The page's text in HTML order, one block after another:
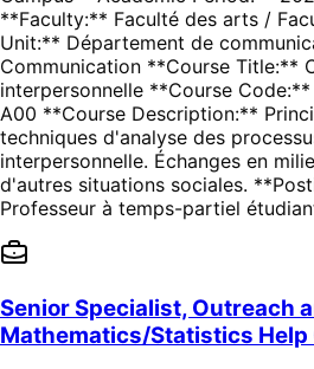
**Faculty:** Faculté des arts /
Unit:** Département de
Communication **Course Title:**
interpersonnelle **Course
A00 **Course Description:**
techniques d'analyse des
interpersonnelle. Échanges en
d'autres situations sociales.
Professeur à temps-partiel
Senior Specialist, Outreach
Mathematics/Statistics Help